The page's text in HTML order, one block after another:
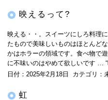
映えるって?
映える・・。スイーツにしろ料理
たもので美味しいものはほとんど
かはホラーの領域です。食べ物で
に不味いのはやめて欲しいです …
日付： 2025年2月18日 カテゴリ：
虹